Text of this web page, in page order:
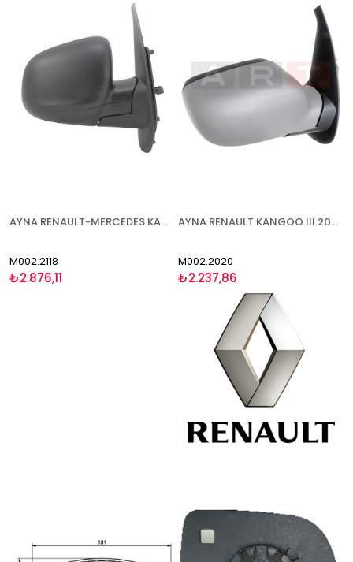
AYNA RENAULT-MERCEDES KANGOO-CİTAN W145 2013- ELEKTRİKLİ ISITMALI ASFERİK SOL
M002.2118
₺2.876,11
AYNA RENAULT KANGOO III 2008-2013 ELEKTRİKLİ ISITMALI ASTARLI SENSÖRLÜ SAĞ
M002.2020
₺2.237,86